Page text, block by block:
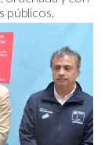
públicos.